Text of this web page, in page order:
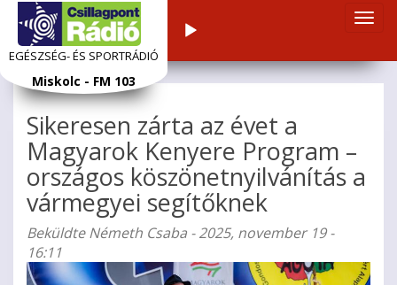
Ugrás
a
tartalomra
EGÉSZSÉG- ÉS SPORTRÁDIÓ
Miskolc - FM 103
Audiolejátszó
Sikeresen zárta az évet a
Magyarok Kenyere Program –
országos köszönetnyilvánítás a
vármegyei segítőknek
BeküldteNémeth Csaba - 2025, november 19 -
16:11